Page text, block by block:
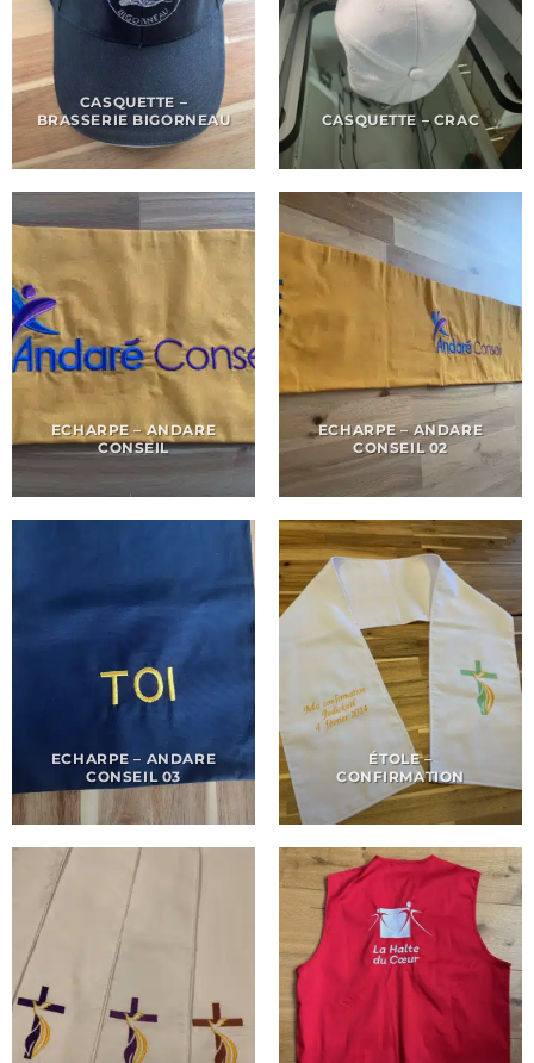
CASQUETTE –
BRASSERIE BIGORNEAU
CASQUETTE – CRAC
ECHARPE – ANDARE
CONSEIL
ECHARPE – ANDARE
CONSEIL 02
ECHARPE – ANDARE
CONSEIL 03
ÉTOLE –
CONFIRMATION